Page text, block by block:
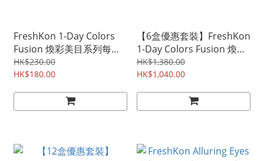
FreshKon 1-Day Colors
Fusion 煥彩美目系列每日
即棄型彩色隱形眼鏡 | 每盒
30片裝
HK$230.00
HK$180.00
【6盒優惠套裝】FreshKon
1-Day Colors Fusion 煥彩
美目系列每日即棄型彩色隱
形眼鏡 | 每盒30片裝 | 平
HK$1,380.00
HK$1,040.00